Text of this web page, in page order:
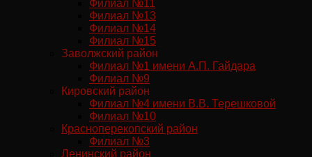
Филиал №11
Филиал №13
Филиал №14
Филиал №15
Заволжский район
Филиал №1 имени А.П. Гайдара
Филиал №9
Кировский район
Филиал №4 имени В.В. Терешковой
Филиал №10
Красноперекопский район
Филиал №3
Ленинский район